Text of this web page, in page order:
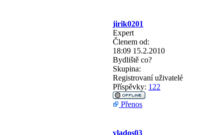
jirik0201
Expert
Členem od:
18:09 15.2.2010
Bydliště co?
Skupina:
Registrovaní uživatelé
Příspěvky: 122
Přenos
vlados03